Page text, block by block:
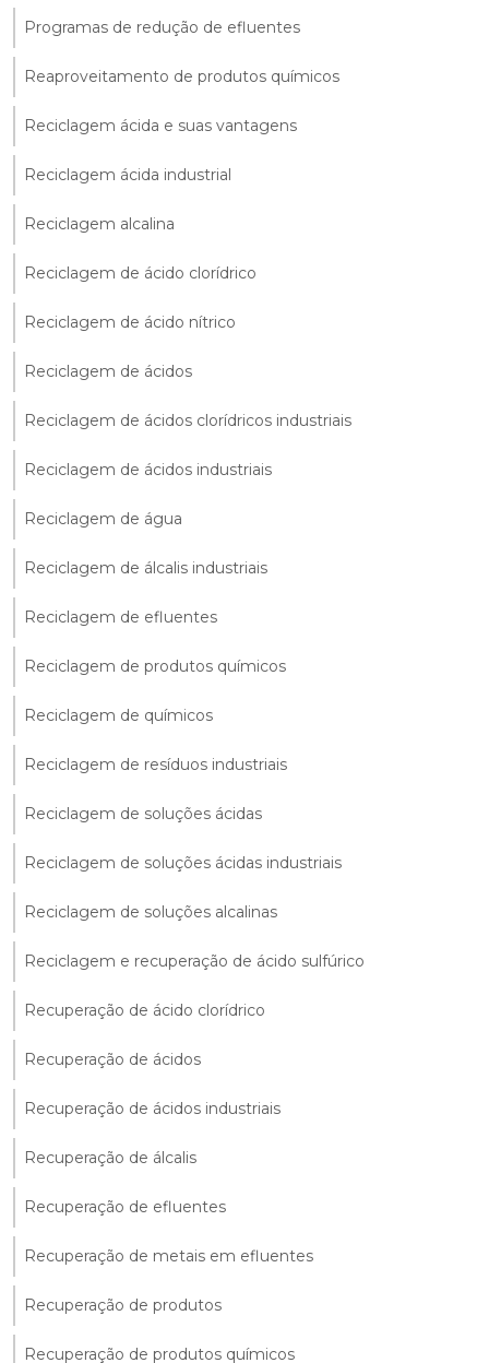
Programas de redução de efluentes
Reaproveitamento de produtos químicos
Reciclagem ácida e suas vantagens
Reciclagem ácida industrial
Reciclagem alcalina
Reciclagem de ácido clorídrico
Reciclagem de ácido nítrico
Reciclagem de ácidos
Reciclagem de ácidos clorídricos industriais
Reciclagem de ácidos industriais
Reciclagem de água
Reciclagem de álcalis industriais
Reciclagem de efluentes
Reciclagem de produtos químicos
Reciclagem de químicos
Reciclagem de resíduos industriais
Reciclagem de soluções ácidas
Reciclagem de soluções ácidas industriais
Reciclagem de soluções alcalinas
Reciclagem e recuperação de ácido sulfúrico
Recuperação de ácido clorídrico
Recuperação de ácidos
Recuperação de ácidos industriais
Recuperação de álcalis
Recuperação de efluentes
Recuperação de metais em efluentes
Recuperação de produtos
Recuperação de produtos químicos